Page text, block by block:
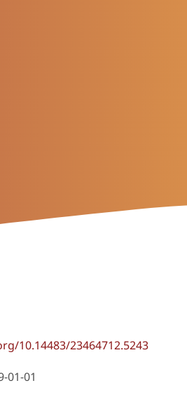
10.14483/23464712.5243
01-01